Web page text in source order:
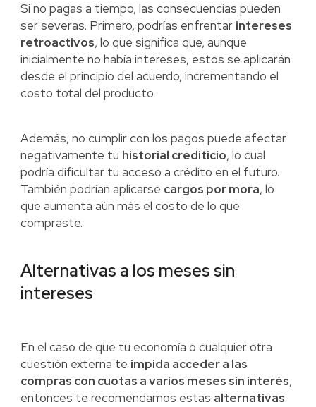
Si no pagas a tiempo, las consecuencias pueden
ser severas. Primero, podrías enfrentar intereses
retroactivos, lo que significa que, aunque
inicialmente no había intereses, estos se aplicarán
desde el principio del acuerdo, incrementando el
costo total del producto.
Además, no cumplir con los pagos puede afectar
negativamente tu historial crediticio, lo cual
podría dificultar tu acceso a crédito en el futuro.
También podrían aplicarse cargos por mora, lo
que aumenta aún más el costo de lo que
compraste.
Alternativas a los meses sin
intereses
En el caso de que tu economía o cualquier otra
cuestión externa te impida acceder a las
compras con cuotas a varios meses sin interés,
entonces te recomendamos estas alternativas: